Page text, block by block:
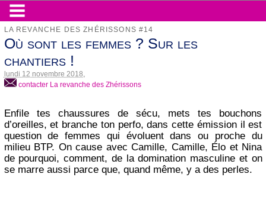
LA REVANCHE DES ZHÉRISSONS #14
Où sont les femmes ? Sur les
chantiers !
lundi 12 novembre 2018
contacter La revanche des Zhérissons
Enfile tes chaussures de sécu, mets tes bouchons
d’oreilles, et branche ton perfo, dans cette émission il est
question de femmes qui évoluent dans ou proche du
milieu BTP. On cause avec Camille, Camille, Élo et Nina
de pourquoi, comment, de la domination masculine et on
se marre aussi parce que, quand même, y a des perles.